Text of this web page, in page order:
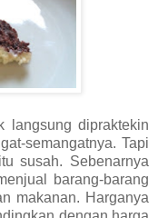
langsung dipraktekin
semangatnya. Tapi
susah. Sebenarnya
barang-barang
makanan. Harganya